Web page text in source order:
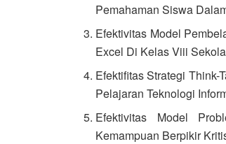
Pemahaman Siswa
Efektivitas Model
Excel Di Kelas Viii
Efektifitas Strategi Think-
Pelajaran Teknologi
Efektivitas Model
Kemampuan Berpikir